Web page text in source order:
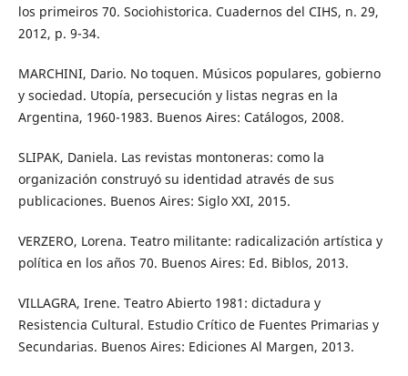
los primeiros 70. Sociohistorica. Cuadernos del CIHS, n. 29,
2012, p. 9-34.
MARCHINI, Dario. No toquen. Músicos populares, gobierno
y sociedad. Utopía, persecución y listas negras en la
Argentina, 1960-1983. Buenos Aires: Catálogos, 2008.
SLIPAK, Daniela. Las revistas montoneras: como la
organización construyó su identidad através de sus
publicaciones. Buenos Aires: Siglo XXI, 2015.
VERZERO, Lorena. Teatro militante: radicalización artística y
política en los años 70. Buenos Aires: Ed. Biblos, 2013.
VILLAGRA, Irene. Teatro Abierto 1981: dictadura y
Resistencia Cultural. Estudio Crítico de Fuentes Primarias y
Secundarias. Buenos Aires: Ediciones Al Margen, 2013.